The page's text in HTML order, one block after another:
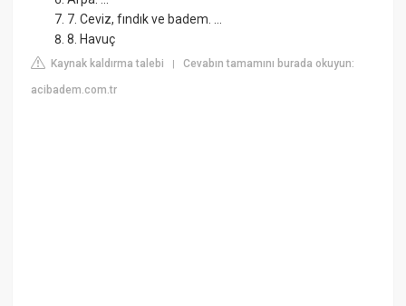
7. Ceviz, fındık ve badem. ...
8. Havuç
Kaynak kaldırma talebi |Cevabın tamamını burada okuyun:
acibadem.com.tr